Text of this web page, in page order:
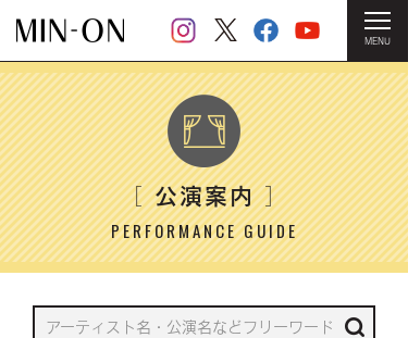
MENU
HOME ＞ 公演案内
［公演案内］
PERFORMANCE GUIDE